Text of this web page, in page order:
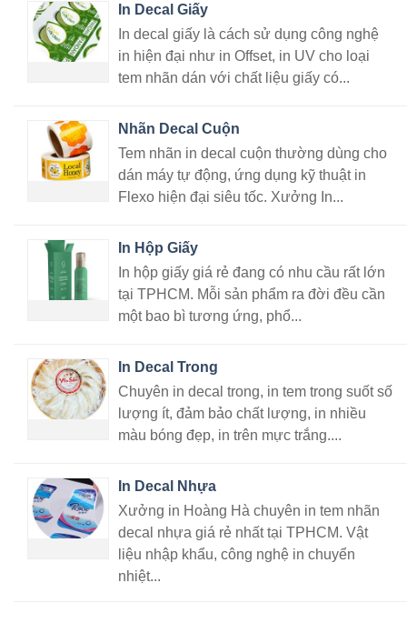
In Decal Giấy
In decal giấy là cách sử dụng công nghệ
in hiện đại như in Offset, in UV cho loại
tem nhãn dán với chất liệu giấy có...
Nhãn Decal Cuộn
Tem nhãn in decal cuộn thường dùng cho
dán máy tự động, ứng dụng kỹ thuật in
Flexo hiện đại siêu tốc. Xưởng In...
In Hộp Giấy
In hộp giấy giá rẻ đang có nhu cầu rất lớn
tại TPHCM. Mỗi sản phẩm ra đời đều cần
một bao bì tương ứng, phổ...
In Decal Trong
Chuyên in decal trong, in tem trong suốt số
lượng ít, đảm bảo chất lượng, in nhiều
màu bóng đẹp, in trên mực trắng....
In Decal Nhựa
Xưởng in Hoàng Hà chuyên in tem nhãn
decal nhựa giá rẻ nhất tại TPHCM. Vật
liệu nhập khẩu, công nghệ in chuyển
nhiệt...